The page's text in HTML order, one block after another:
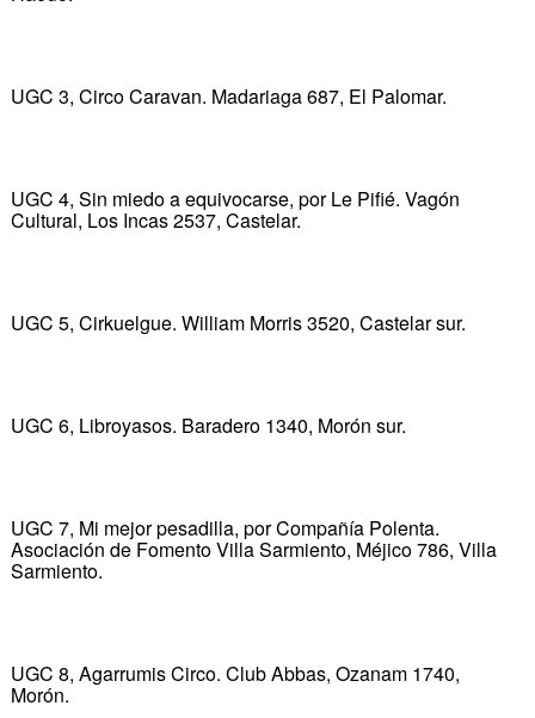
UGC 3, Circo Caravan. Madariaga 687, El Palomar.
UGC 4, Sin miedo a equivocarse, por Le Pifié. Vagón
Cultural, Los Incas 2537, Castelar.
UGC 5, Cirkuelgue. William Morris 3520, Castelar sur.
UGC 6, Libroyasos. Baradero 1340, Morón sur.
UGC 7, Mi mejor pesadilla, por Compañía Polenta.
Asociación de Fomento Villa Sarmiento, Méjico 786, Villa
Sarmiento.
UGC 8, Agarrumis Circo. Club Abbas, Ozanam 1740,
Morón.